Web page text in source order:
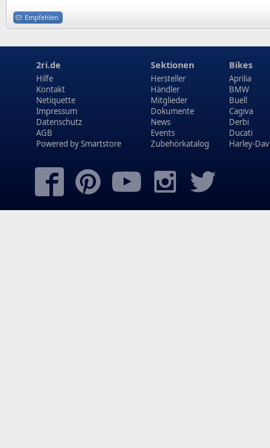
Empfehlen
2ri.de
Hilfe
Kontakt
Netiquette
Impressum
Datenschutz
AGB
Powered bySmartstore
Sektionen
Hersteller
Händler
Mitglieder
Dokumente
News
Events
Zubehörkatalog
Bikes
Aprilia
BMW
Buell
Cagiva
Derbi
Ducati
Harley-